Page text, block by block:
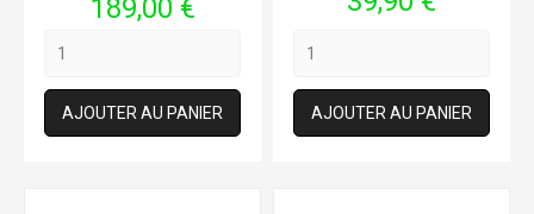
Prix
189,00 €
AJOUTER AU PANIER AJOUTER AU PANIER